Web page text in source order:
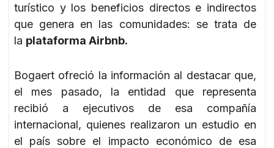
turístico y los beneficios directos e indirectos
que genera en las comunidades: se trata de
la plataforma Airbnb.
Bogaert ofreció la información al destacar que,
el mes pasado, la entidad que representa
recibió a ejecutivos de esa compañía
internacional, quienes realizaron un estudio en
el país sobre el impacto económico de esa